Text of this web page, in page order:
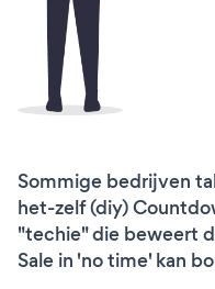
Sommige bedrijven
het-zelf (diy)
"techie" die beweert
Sale in 'no time' kan